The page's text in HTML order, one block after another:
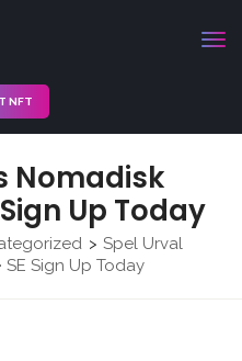
NFT
Nomadisk
Up Today
> Spel Urval
Sign Up Today